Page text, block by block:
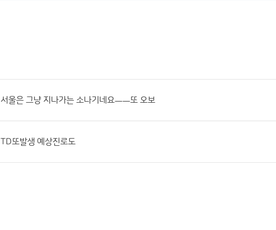
서울은 그냥 지나가는 소나기네요ㅡㅡ또 오보
TD또발생 예상진로도